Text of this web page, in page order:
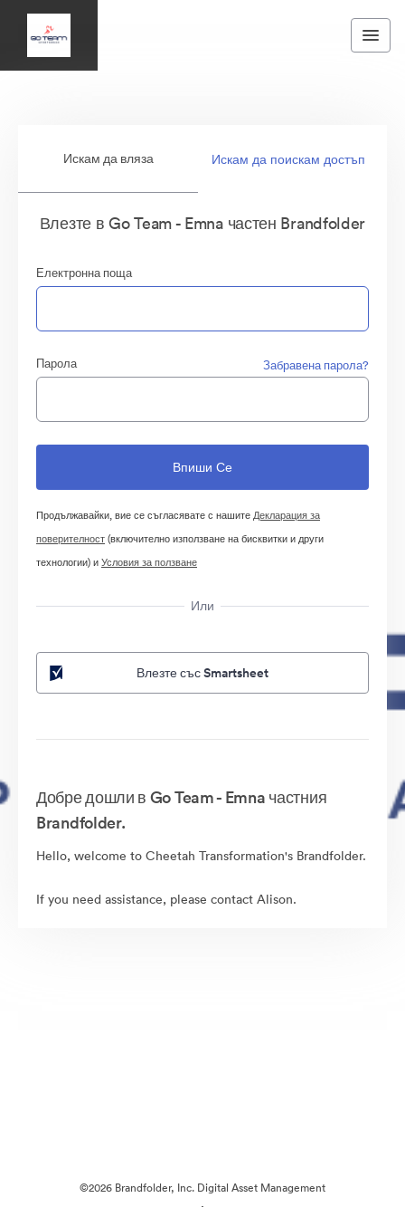
Искам да вляза Искам да поискам достъп
Влезте в Go Team - Emna частен Brandfolder
Електронна поща
Парола Забравена парола?
Продължавайки, вие се съгласявате с нашитеДекларация за
поверителност(включително използване на бисквитки и други
технологии) иУсловия за ползване
Или
Влезте със Smartsheet
Добре дошли в Go Team - Emna частния
Brandfolder.
Hello, welcome to Cheetah Transformation's Brandfolder.
If you need assistance, please contact Alison.
©2026 Brandfolder, Inc. Digital Asset Management
·